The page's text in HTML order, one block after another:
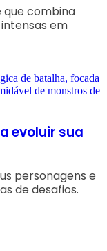
que combina
em
evoluir sua
personagens e
de desafios.